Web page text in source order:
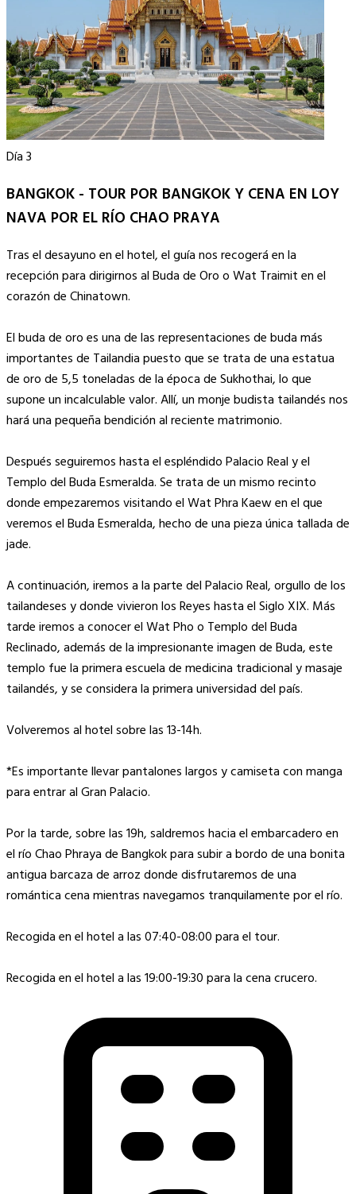
Día 3
BANGKOK - TOUR POR BANGKOK Y CENA EN LOY
NAVA POR EL RÍO CHAO PRAYA
Tras el desayuno en el hotel, el guía nos recogerá en la
recepción para dirigirnos al Buda de Oro o Wat Traimit en el
corazón de Chinatown.
El buda de oro es una de las representaciones de buda más
importantes de Tailandia puesto que se trata de una estatua
de oro de 5,5 toneladas de la época de Sukhothai, lo que
supone un incalculable valor. Allí, un monje budista tailandés nos
hará una pequeña bendición al reciente matrimonio.
Después seguiremos hasta el espléndido Palacio Real y el
Templo del Buda Esmeralda. Se trata de un mismo recinto
donde empezaremos visitando el Wat Phra Kaew en el que
veremos el Buda Esmeralda, hecho de una pieza única tallada de
jade.
A continuación, iremos a la parte del Palacio Real, orgullo de los
tailandeses y donde vivieron los Reyes hasta el Siglo XIX. Más
tarde iremos a conocer el Wat Pho o Templo del Buda
Reclinado, además de la impresionante imagen de Buda, este
templo fue la primera escuela de medicina tradicional y masaje
tailandés, y se considera la primera universidad del país.
Volveremos al hotel sobre las 13-14h.
*Es importante llevar pantalones largos y camiseta con manga
para entrar al Gran Palacio.
Por la tarde, sobre las 19h, saldremos hacia el embarcadero en
el río Chao Phraya de Bangkok para subir a bordo de una bonita
antigua barcaza de arroz donde disfrutaremos de una
romántica cena mientras navegamos tranquilamente por el río.
Recogida en el hotel a las 07:40-08:00 para el tour.
Recogida en el hotel a las 19:00-19:30 para la cena crucero.